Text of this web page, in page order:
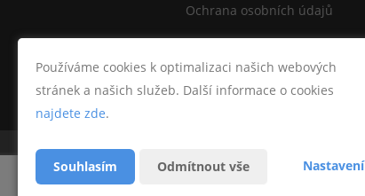
Ochrana osobních údajů
Používáme cookies k optimalizaci našich webových
stránek a našich služeb. Další informace o cookies
najdete zde.
Souhlasím Odmítnout vše Nastavení